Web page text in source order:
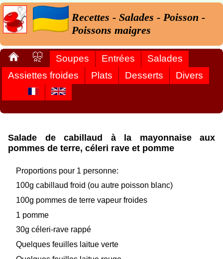
Recettes - Salades - Poisson -
Poissons maigres
Soupes Entrées
Salades
Assiettes froides
Plats Desserts Divers
Salade de cabillaud à la mayonnaise aux
pommes de terre, céleri rave et pomme
Proportions pour 1 personne:
100g cabillaud froid (ou autre poisson blanc)
100g pommes de terre vapeur froides
1 pomme
30g céleri-rave rappé
Quelques feuilles laitue verte